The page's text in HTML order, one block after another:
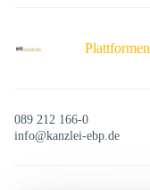
Plattformen
089 212 166-0
info@kanzlei-ebp.de